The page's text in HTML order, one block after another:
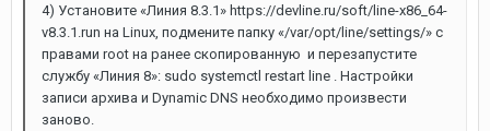
4) Установите «Линия 8.3.1» https://devline.ru/soft/line-x86_64-
v8.3.1.run на Linux, подмените папку «/var/opt/line/settings/» с
правами root на ранее скопированную и перезапустите
службу «Линия 8»: sudo systemctl restart line . Настройки
записи архива и Dynamic DNS необходимо произвести
заново.